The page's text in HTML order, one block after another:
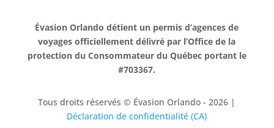
Évasion Orlando détient un permis d’agences de
voyages officiellement délivré par l’Office de la
protection du Consommateur du Québec portant le
#703367.
Tous droits réservés © Évasion Orlando - 2026 |
Déclaration de confidentialité (CA)